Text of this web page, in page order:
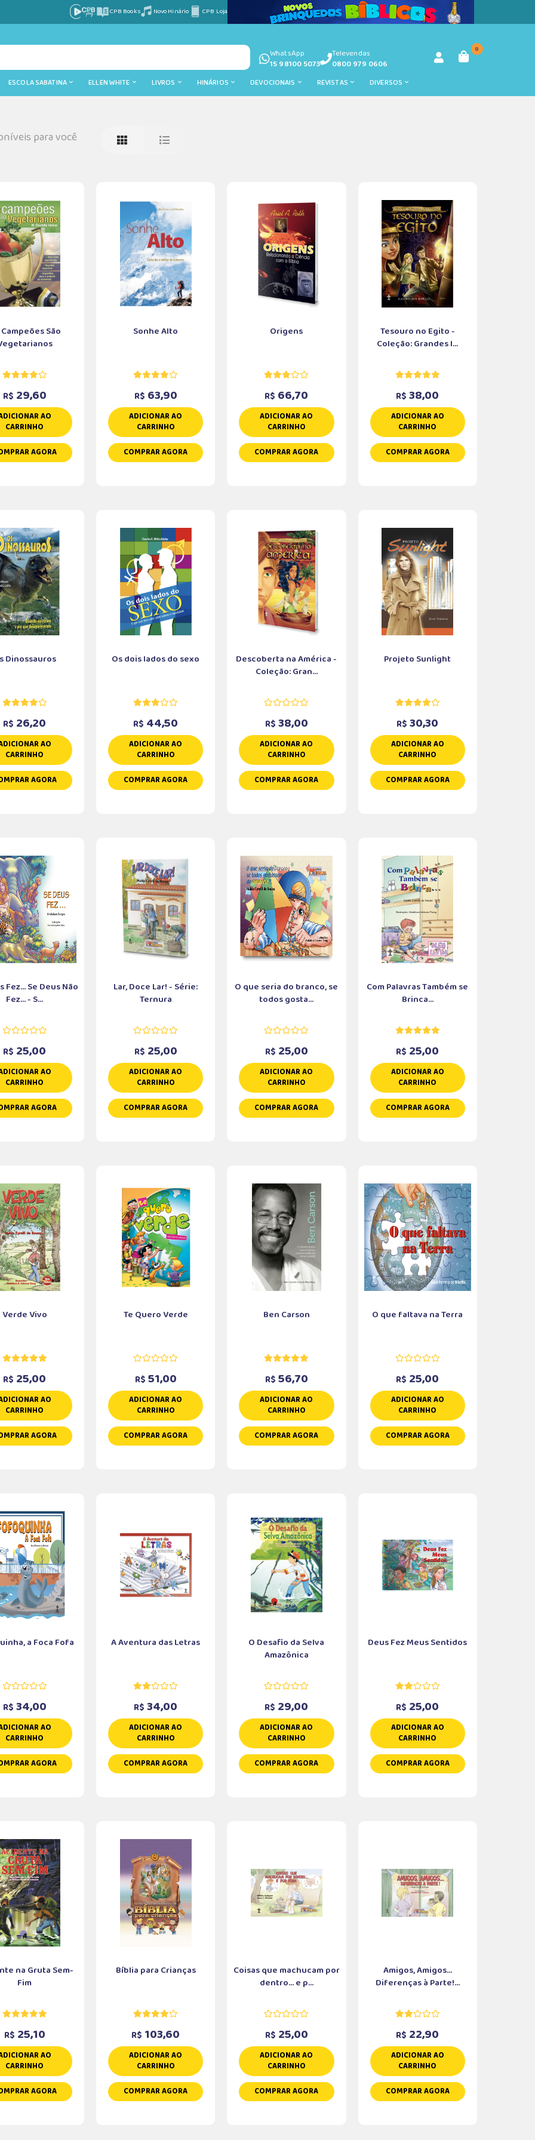
CPB Books Novo Hinário CPB Loja
WhatsApp
15 98100 5073
Televendas
0800 979 0606
0
ESCOLA SABATINA ELLEN WHITE LIVROS HINÁRIOS DEVOCIONAIS REVISTAS DIVERSOS
para você
São
R$ 29,60
AO
CARRINHO
AGORA
Sonhe Alto
R$ 63,90
ADICIONAR AO
CARRINHO
COMPRAR AGORA
Origens
R$ 66,70
ADICIONAR AO
CARRINHO
COMPRAR AGORA
Tesouro no Egito -
Coleção: Grandes I...
R$ 38,00
ADICIONAR AO
CARRINHO
COMPRAR AGORA
Dinossauros
R$ 26,20
AO
CARRINHO
AGORA
Os dois lados do sexo
R$ 44,50
ADICIONAR AO
CARRINHO
COMPRAR AGORA
Descoberta na América -
Coleção: Gran...
R$ 38,00
ADICIONAR AO
CARRINHO
COMPRAR AGORA
Projeto Sunlight
R$ 30,30
ADICIONAR AO
CARRINHO
COMPRAR AGORA
Fez... Se Deus Não
Fez... - S...
R$ 25,00
AO
CARRINHO
AGORA
Lar, Doce Lar! - Série:
Ternura
R$ 25,00
ADICIONAR AO
CARRINHO
COMPRAR AGORA
O que seria do branco, se
todos gosta...
R$ 25,00
ADICIONAR AO
CARRINHO
COMPRAR AGORA
Com Palavras Também se
Brinca...
R$ 25,00
ADICIONAR AO
CARRINHO
COMPRAR AGORA
Verde Vivo
R$ 25,00
AO
CARRINHO
AGORA
Te Quero Verde
R$ 51,00
ADICIONAR AO
CARRINHO
COMPRAR AGORA
Ben Carson
R$ 56,70
ADICIONAR AO
CARRINHO
COMPRAR AGORA
O que faltava na Terra
R$ 25,00
ADICIONAR AO
CARRINHO
COMPRAR AGORA
a Foca Fofa
R$ 34,00
AO
CARRINHO
AGORA
A Aventura das Letras
R$ 34,00
ADICIONAR AO
CARRINHO
COMPRAR AGORA
O Desafio da Selva
Amazônica
R$ 29,00
ADICIONAR AO
CARRINHO
COMPRAR AGORA
Deus Fez Meus Sentidos
R$ 25,00
ADICIONAR AO
CARRINHO
COMPRAR AGORA
na Gruta Sem-
Fim
R$ 25,10
AO
CARRINHO
AGORA
Bíblia para Crianças
R$ 103,60
ADICIONAR AO
CARRINHO
COMPRAR AGORA
Coisas que machucam por
dentro... e p...
R$ 25,00
ADICIONAR AO
CARRINHO
COMPRAR AGORA
Amigos, Amigos...
Diferenças à Parte!...
R$ 22,90
ADICIONAR AO
CARRINHO
COMPRAR AGORA